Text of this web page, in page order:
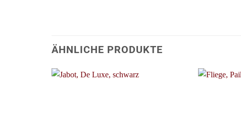
ÄHNLICHE PRODUKTE